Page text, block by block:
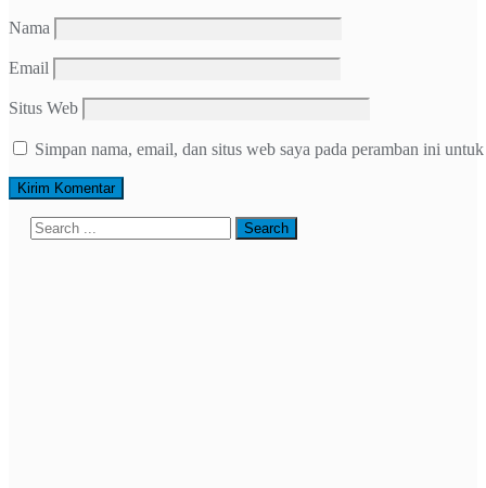
Nama
Email
Situs Web
Simpan nama, email, dan situs web saya pada peramban ini